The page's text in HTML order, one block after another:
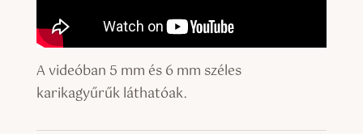
A videóban 5 mm és 6 mm széles
karikagyűrűk láthatóak.